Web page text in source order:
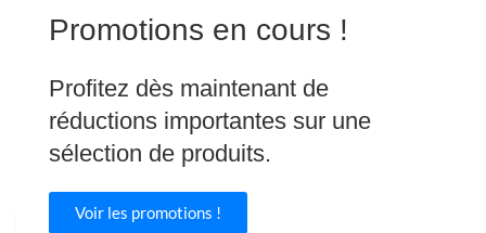
Promotions en cours !
Profitez dès maintenant de
réductions importantes sur une
sélection de produits.
Voir les promotions !
Agrandir